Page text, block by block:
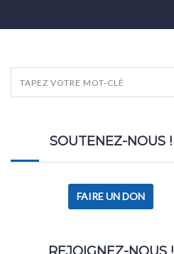
SOUTENEZ-NOUS !
FAIRE UN DON